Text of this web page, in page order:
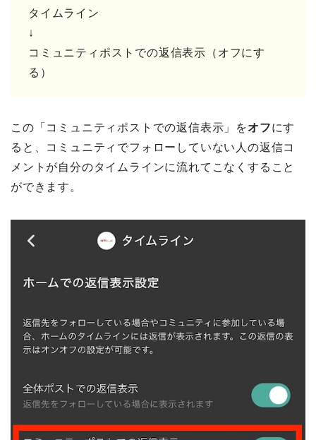
タイムライン
↓
コミュニティポストでの返信表示（オフにす
る）
この「コミュニティポストでの返信表示」をオフにす
ると、コミュニティでフォローしていない人の返信コ
メントが自分のタイムラインに流れてこなくすること
ができます。